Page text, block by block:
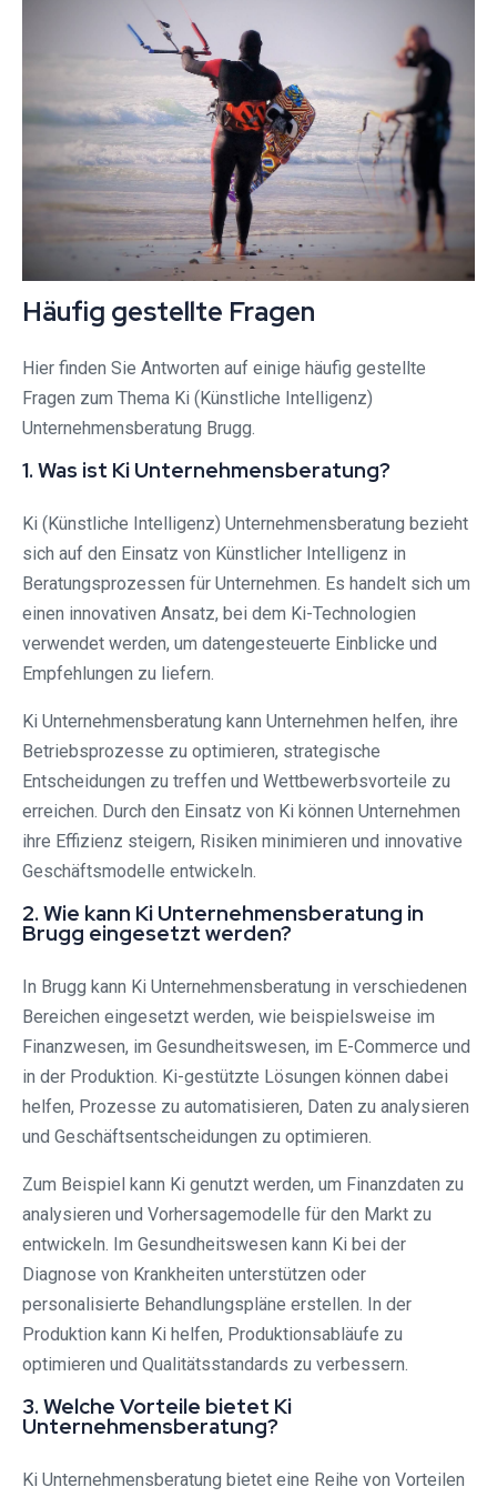
Häufig gestellte Fragen
Hier finden Sie Antworten auf einige häufig gestellte
Fragen zum Thema Ki (Künstliche Intelligenz)
Unternehmensberatung Brugg.
1. Was ist Ki Unternehmensberatung?
Ki (Künstliche Intelligenz) Unternehmensberatung bezieht
sich auf den Einsatz von Künstlicher Intelligenz in
Beratungsprozessen für Unternehmen. Es handelt sich um
einen innovativen Ansatz, bei dem Ki-Technologien
verwendet werden, um datengesteuerte Einblicke und
Empfehlungen zu liefern.
Ki Unternehmensberatung kann Unternehmen helfen, ihre
Betriebsprozesse zu optimieren, strategische
Entscheidungen zu treffen und Wettbewerbsvorteile zu
erreichen. Durch den Einsatz von Ki können Unternehmen
ihre Effizienz steigern, Risiken minimieren und innovative
Geschäftsmodelle entwickeln.
2. Wie kann Ki Unternehmensberatung in
Brugg eingesetzt werden?
In Brugg kann Ki Unternehmensberatung in verschiedenen
Bereichen eingesetzt werden, wie beispielsweise im
Finanzwesen, im Gesundheitswesen, im E-Commerce und
in der Produktion. Ki-gestützte Lösungen können dabei
helfen, Prozesse zu automatisieren, Daten zu analysieren
und Geschäftsentscheidungen zu optimieren.
Zum Beispiel kann Ki genutzt werden, um Finanzdaten zu
analysieren und Vorhersagemodelle für den Markt zu
entwickeln. Im Gesundheitswesen kann Ki bei der
Diagnose von Krankheiten unterstützen oder
personalisierte Behandlungspläne erstellen. In der
Produktion kann Ki helfen, Produktionsabläufe zu
optimieren und Qualitätsstandards zu verbessern.
3. Welche Vorteile bietet Ki
Unternehmensberatung?
Ki Unternehmensberatung bietet eine Reihe von Vorteilen